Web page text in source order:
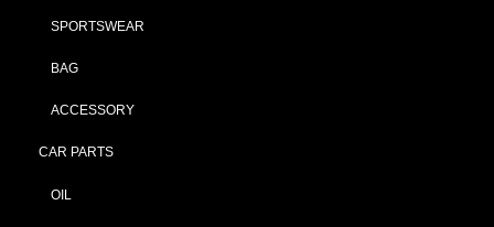
SPORTSWEAR
BAG
ACCESSORY
CAR PARTS
OIL